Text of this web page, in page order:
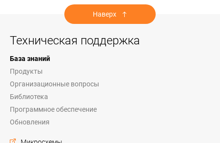
Наверх
Техническая поддержка
База знаний
Продукты
Организационные вопросы
Библиотека
Программное обеспечение
Обновления